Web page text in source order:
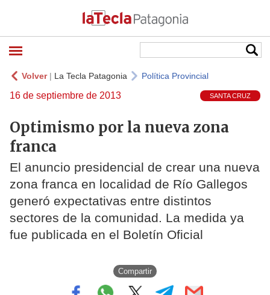
Volver| La Tecla Patagonia Política Provincial
16 de septiembre de 2013 SANTA CRUZ
Optimismo por la nueva zona
franca
El anuncio presidencial de crear una nueva
zona franca en localidad de Río Gallegos
generó expectativas entre distintos
sectores de la comunidad. La medida ya
fue publicada en el Boletín Oficial
Compartir